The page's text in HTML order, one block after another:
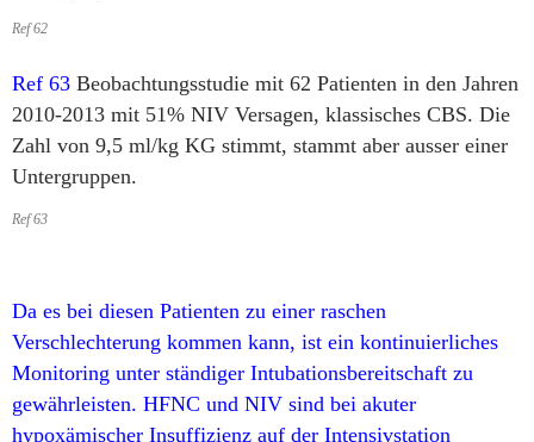
Ref 62
Ref 63 Beobachtungsstudie mit 62 Patienten in den Jahren
2010-2013 mit 51% NIV Versagen, klassisches CBS. Die
Zahl von 9,5 ml/kg KG stimmt, stammt aber ausser einer
Untergruppen.
Ref 63
Da es bei diesen Patienten zu einer raschen
Verschlechterung kommen kann, ist ein kontinuierliches
Monitoring unter ständiger Intubationsbereitschaft zu
gewährleisten. HFNC und NIV sind bei akuter
hypoxämischer Insuffizienz auf der Intensivstation